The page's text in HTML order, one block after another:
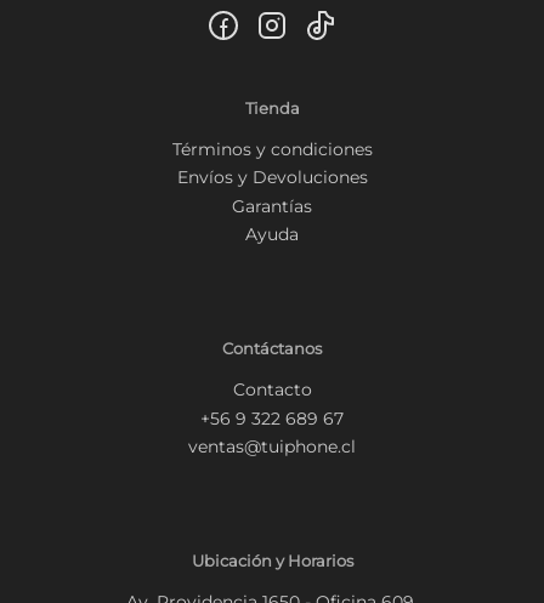
Tienda
Términos y condiciones
Envíos y Devoluciones
Garantías
Ayuda
Contáctanos
Contacto
+56 9 322 689 67
ventas@tuiphone.cl
Ubicación y Horarios